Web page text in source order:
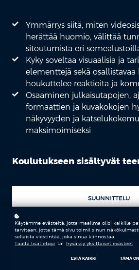
Ymmärrys siitä, miten
herättää huomio, välittää
sitoutumista eri
Kyky soveltaa visuaalisia ja
elementtejä sekä osallistavaa
houkuttelee reaktioita ja
Osaaminen julkaisutapojen,
formaattien ja kuvakokojen
näkyvyyden ja
maksimoimiseksi
Koulutukseen sisältyvät
SUUNNITTELU
KOHDENTAMINEN
KUVAUS
Käytämme evästeitä, jotta maailma olisi kaikille
tarvitaan, jotta tämä sivu toimii sinun
sellaista viestintää, joka sinua kiinnostaa.
Täältä lisätietoja tai hyväksy yksittäiset evästeet
ESTÄ KAIKKI TÄMÄ